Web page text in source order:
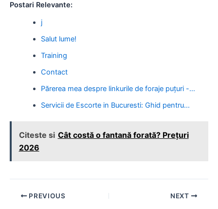
Postari Relevante:
j
Salut lume!
Training
Contact
Părerea mea despre linkurile de foraje puțuri -…
Servicii de Escorte in Bucuresti: Ghid pentru…
Citeste si Cât costă o fantană forată? Prețuri
2026
Post PREVIOUS NEXT